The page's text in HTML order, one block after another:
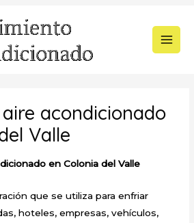
acondicionado
Valle
en Colonia del Valle
que se utiliza para enfriar
hoteles, empresas, vehículos,